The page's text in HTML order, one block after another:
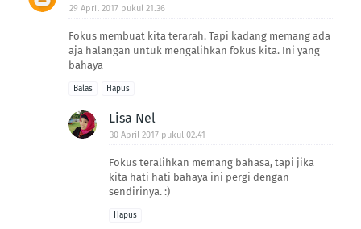
29 April 2017 pukul 21.36
Fokus membuat kita terarah. Tapi kadang memang ada
aja halangan untuk mengalihkan fokus kita. Ini yang
bahaya
Balas Hapus
Lisa Nel
30 April 2017 pukul 02.41
Fokus teralihkan memang bahasa, tapi jika
kita hati hati bahaya ini pergi dengan
sendirinya. :)
Hapus